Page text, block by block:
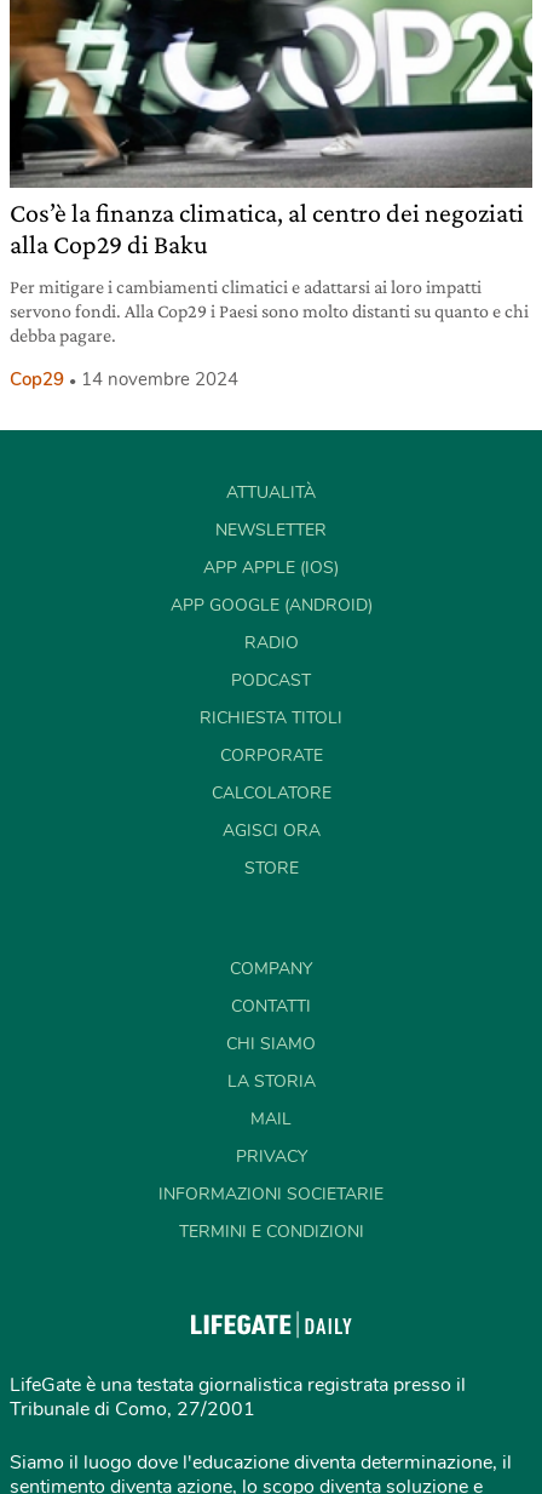
Cos’è la finanza climatica, al centro dei negoziati
alla Cop29 di Baku
Per mitigare i cambiamenti climatici e adattarsi ai loro impatti
servono fondi. Alla Cop29 i Paesi sono molto distanti su quanto e chi
debba pagare.
Cop29 14 novembre 2024
ATTUALITÀ
NEWSLETTER
APP APPLE (IOS)
APP GOOGLE (ANDROID)
RADIO
PODCAST
RICHIESTA TITOLI
CORPORATE
CALCOLATORE
AGISCI ORA
STORE
COMPANY
CONTATTI
CHI SIAMO
LA STORIA
MAIL
PRIVACY
INFORMAZIONI SOCIETARIE
TERMINI E CONDIZIONI
LifeGate è una testata giornalistica registrata presso il
Tribunale di Como, 27/2001
Siamo il luogo dove l'educazione diventa determinazione, il
sentimento diventa azione, lo scopo diventa soluzione e